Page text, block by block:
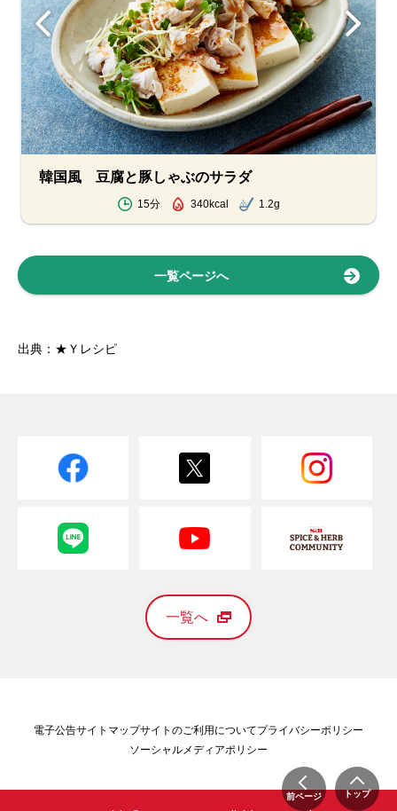
韓国風 豆腐と豚しゃぶのサラダ
15分 340kcal 1.2g
一覧ページへ
出典：★Ｙレシピ
前ページ トップ
一覧へ
電子公告サイトマップサイトのご利用についてプライバシーポリシー
ソーシャルメディアポリシー